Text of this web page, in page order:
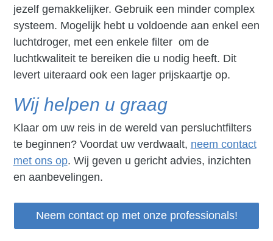
jezelf gemakkelijker. Gebruik een minder complex
systeem. Mogelijk hebt u voldoende aan enkel een
luchtdroger, met een enkele filter om de
luchtkwaliteit te bereiken die u nodig heeft. Dit
levert uiteraard ook een lager prijskaartje op.
Wij helpen u graag
Klaar om uw reis in de wereld van persluchtfilters
te beginnen? Voordat uw verdwaalt, neem contact
met ons op. Wij geven u gericht advies, inzichten
en aanbevelingen.
Neem contact op met onze professionals!